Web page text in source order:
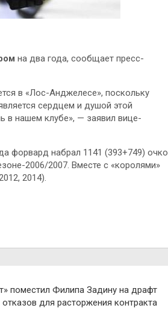
на два года, сообщает пресс-
в «Лос-Анджелесе», поскольку
сердцем и душой этой
в нашем клубе», — заявил вице-
форвард набрал 1141 (393+749) очко
2006/2007. Вместе с «королями»
2014).
поместил Филипа Задину на драфт
отказов для расторжения контракта